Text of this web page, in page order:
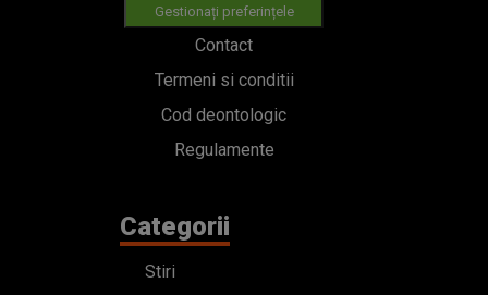
Gestionați preferințele
Contact
Termeni si conditii
Cod deontologic
Regulamente
Categorii
Stiri